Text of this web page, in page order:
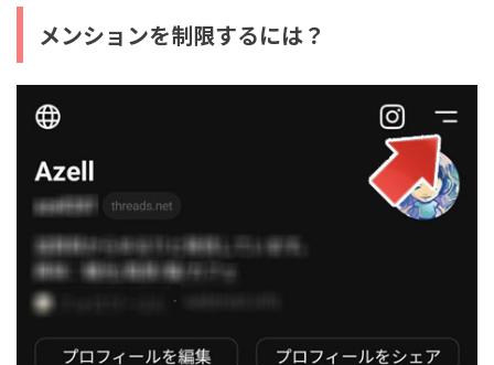
メンションを制限するには？